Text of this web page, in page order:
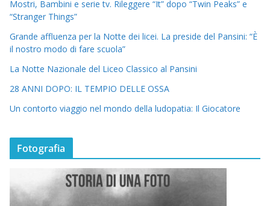
Mostri, Bambini e serie tv. Rileggere “It” dopo “Twin Peaks” e
“Stranger Things”
Grande affluenza per la Notte dei licei. La preside del Pansini: “È
il nostro modo di fare scuola”
La Notte Nazionale del Liceo Classico al Pansini
28 ANNI DOPO: IL TEMPIO DELLE OSSA
Un contorto viaggio nel mondo della ludopatia: Il Giocatore
Fotografia